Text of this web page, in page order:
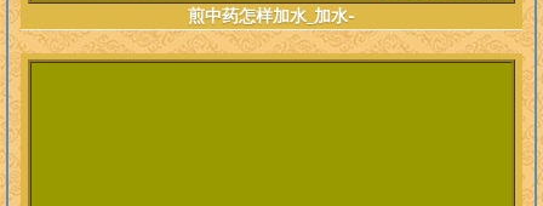
煎中药怎样加水_加水-